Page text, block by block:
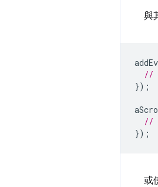
與
//
});
//
});
或